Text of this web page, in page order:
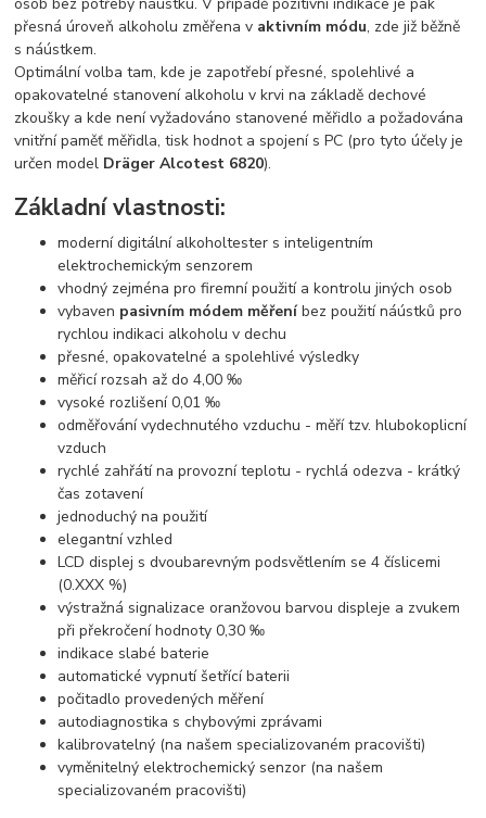
přesná úroveň alkoholu změřena v aktivním módu, zde již běžně
s náústkem.
Optimální volba tam, kde je zapotřebí přesné, spolehlivé a
opakovatelné stanovení alkoholu v krvi na základě dechové
zkoušky a kde není vyžadováno stanovené měřidlo a požadována
vnitřní paměť měřidla, tisk hodnot a spojení s PC (pro tyto účely je
určen model Dräger Alcotest 6820).
Základní vlastnosti:
moderní digitální alkoholtester s inteligentním
elektrochemickým senzorem
vhodný zejména pro firemní použití a kontrolu jiných osob
vybaven pasivním módem měřeníbez použití náústků pro
rychlou indikaci alkoholu v dechu
přesné, opakovatelné a spolehlivé výsledky
měřicí rozsah až do 4,00 ‰
vysoké rozlišení 0,01 ‰
odměřování vydechnutého vzduchu - měří tzv. hlubokoplicní
vzduch
rychlé zahřátí na provozní teplotu - rychlá odezva - krátký
čas zotavení
jednoduchý na použití
elegantní vzhled
LCD displej s dvoubarevným podsvětlením se 4 číslicemi
(0.XXX %)
výstražná signalizace oranžovou barvou displeje a zvukem
při překročení hodnoty 0,30 ‰
indikace slabé baterie
automatické vypnutí šetřící baterii
počitadlo provedených měření
autodiagnostika s chybovými zprávami
kalibrovatelný (na našem specializovaném pracovišti)
vyměnitelný elektrochemický senzor (na našem
specializovaném pracovišti)